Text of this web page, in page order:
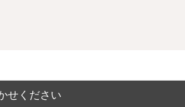
せください